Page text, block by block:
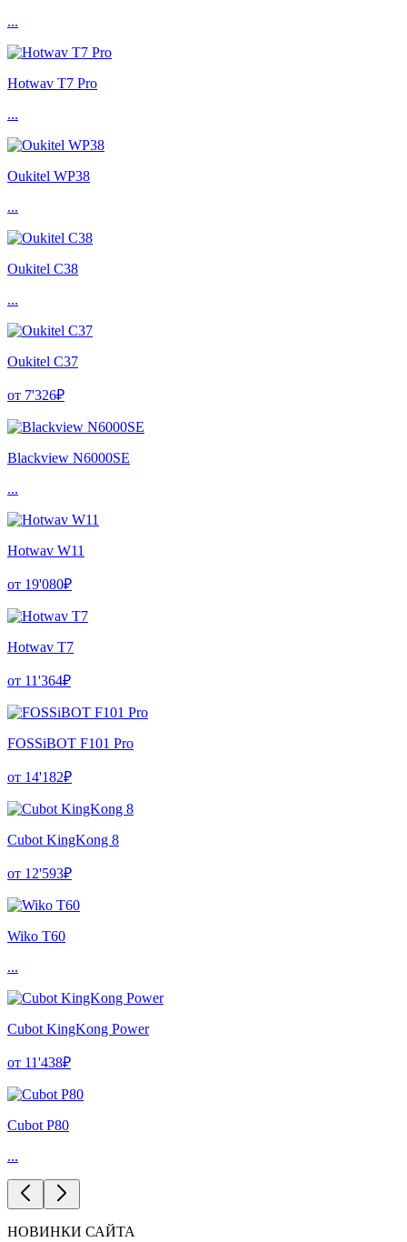
...
Hotwav T7 Pro
...
Oukitel WP38
...
Oukitel C38
...
Oukitel C37
от 7'326₽
Blackview N6000SE
...
Hotwav W11
от 19'080₽
Hotwav T7
от 11'364₽
FOSSiBOT F101 Pro
от 14'182₽
Cubot KingKong 8
от 12'593₽
Wiko T60
...
Cubot KingKong Power
от 11'438₽
Cubot P80
...
НОВИНКИ САЙТА